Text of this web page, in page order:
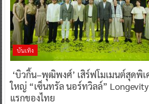
บันเทิง
‘บิวกิ้น–พุฒิพงศ์’ เสิร์ฟโมเมนต์สุดพิเ
ใหญ่ “เซ็นทรัล นอร์ทวิลล์”
แรกของไทย